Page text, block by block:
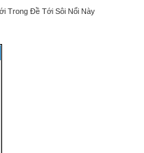
Trong Ðề Tới Sôi Nổi Này